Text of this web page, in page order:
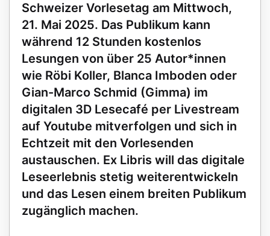
Schweizer Vorlesetag am Mittwoch,
21. Mai 2025. Das Publikum kann
während 12 Stunden kostenlos
Lesungen von über 25 Autor*innen
wie Röbi Koller, Blanca Imboden oder
Gian-Marco Schmid (Gimma) im
digitalen 3D Lesecafé per Livestream
auf Youtube mitverfolgen und sich in
Echtzeit mit den Vorlesenden
austauschen. Ex Libris will das digitale
Leseerlebnis stetig weiterentwickeln
und das Lesen einem breiten Publikum
zugänglich machen.